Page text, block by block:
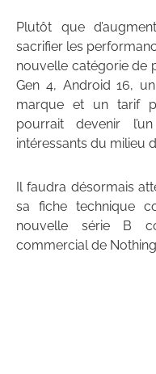
Plutôt que
sacrifier les
nouvelle catégorie de
Gen 4, Android 16,
marque et un tarif
pourrait devenir
intéressants du milieu
Il faudra désormais
sa fiche technique
nouvelle série B
commercial de